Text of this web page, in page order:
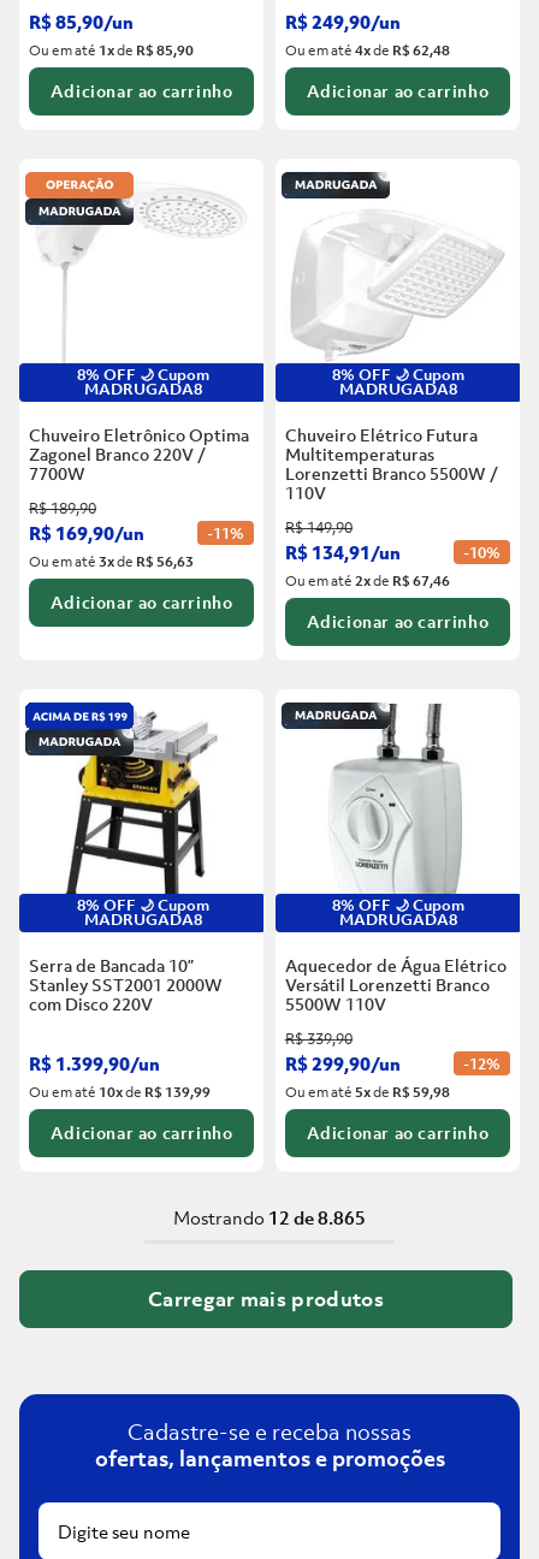
R$85,90/un
Ou em até 1xde R$ 85,90
Adicionar ao carrinho
R$249,90/un
Ou em até4xde R$ 62,48
Adicionar ao carrinho
8% OFF 🌙 Cupom
MADRUGADA8
Chuveiro Eletrônico Optima
Zagonel Branco 220V /
7700W
R$189,90
R$ 169,90/un -11%
Ou em até3xde R$ 56,63
Adicionar ao carrinho
8% OFF 🌙 Cupom
MADRUGADA8
Chuveiro Elétrico Futura
Multitemperaturas
Lorenzetti Branco 5500W /
110V
R$149,90
R$ 134,91/un -10%
Ou em até2xde R$ 67,46
Adicionar ao carrinho
8% OFF 🌙 Cupom
MADRUGADA8
Serra de Bancada 10”
Stanley SST2001 2000W
com Disco 220V
R$ 1.399,90/un
Ou em até 10xde R$ 139,99
Adicionar ao carrinho
8% OFF 🌙 Cupom
MADRUGADA8
Aquecedor de Água Elétrico
Versátil Lorenzetti Branco
5500W 110V
R$339,90
R$299,90/un -12%
Ou em até5xde R$ 59,98
Adicionar ao carrinho
Mostrando 12 de 8.865
Cadastre-se e receba nossas
ofertas, lançamentos e promoções